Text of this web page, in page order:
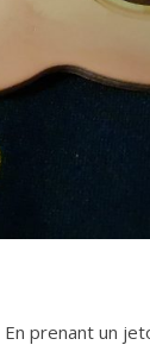
prenant un